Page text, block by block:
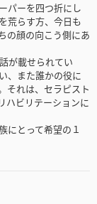
パーを四つ折にし
荒らす方、今日も
の顔の向こう側にあ
が載せられてい
、また誰かの役に
それは、セラピスト
ハビリテーションに
にとって希望の１